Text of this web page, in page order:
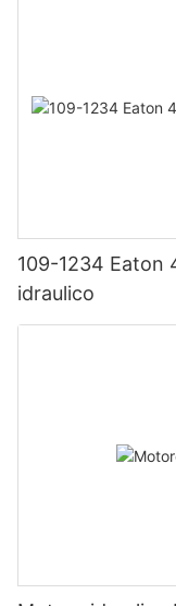
109-1234 Eaton
idraulico